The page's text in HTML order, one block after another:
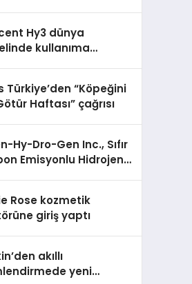
Hy3 dünya
kullanıma
Türkiye’den “Köpeğini
Haftası” çağrısı
Hy-Dro-Gen Inc., Sıfır
Emisyonlu Hidrojen
Rose kozmetik
giriş yaptı
akıllı
yeni